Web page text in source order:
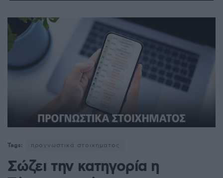
Tags: προγνωστικά στοιχηματος
Σώζει την κατηγορία η